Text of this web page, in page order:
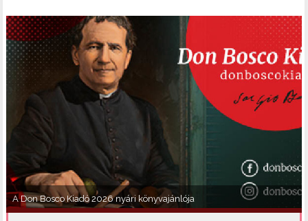
A Don Bosco Kiadó 2026 nyári könyvajánlója